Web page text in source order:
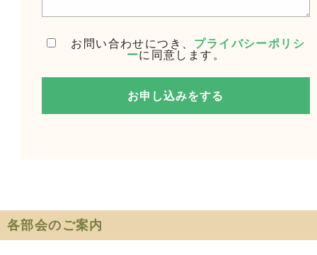
お問い合わせにつき、 プライバシーポリシ
ーに同意します。
各部会のご案内